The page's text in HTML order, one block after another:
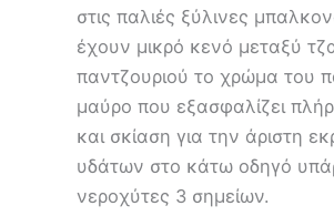
στις παλιές ξύλινες
έχουν μικρό κενό μεταξύ
παντζουριού το χρώμα του
μαύρο που εξασφαλίζει
και σκίαση για την άριστη
υδάτων στο κάτω οδηγό
νεροχύτες 3 σημείων.